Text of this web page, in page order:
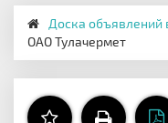
Доска объявлений
ОАО Тулачермет